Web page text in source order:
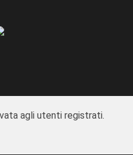
agli utenti registrati.